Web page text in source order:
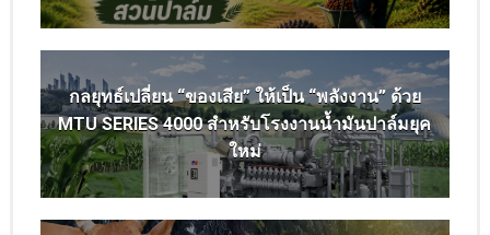
กลยุทธ์เปลี่ยน “ของเสีย” ให้เป็น “พลังงาน” ด้วย
MTU SERIES 4000 สำหรับโรงงานน้ำมันปาล์มยุค
ใหม่